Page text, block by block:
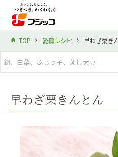
TOP 愛情レシピ 早わざ栗き
早わざ栗きんとん